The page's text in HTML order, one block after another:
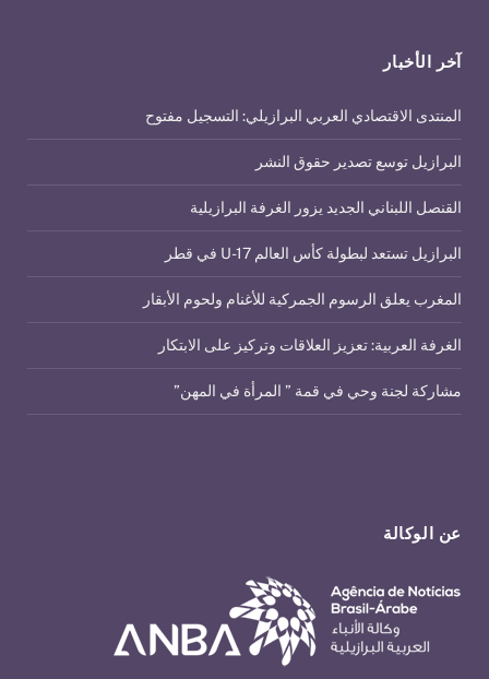
عن الوكالة
آخر الأخبار
المنتدى الاقتصادي العربي البرازيلي: التسجيل مفتوح
البرازيل توسع تصدير حقوق النشر
القنصل اللبناني الجديد يزور الغرفة البرازيلية
البرازيل تستعد لبطولة كأس العالم U-17 في قطر
المغرب يعلق الرسوم الجمركية للأغنام ولحوم الأبقار
الغرفة العربية: تعزيز العلاقات وتركيز على الابتكار
مشاركة لجنة وحي في قمة ” المرأة في المهن”